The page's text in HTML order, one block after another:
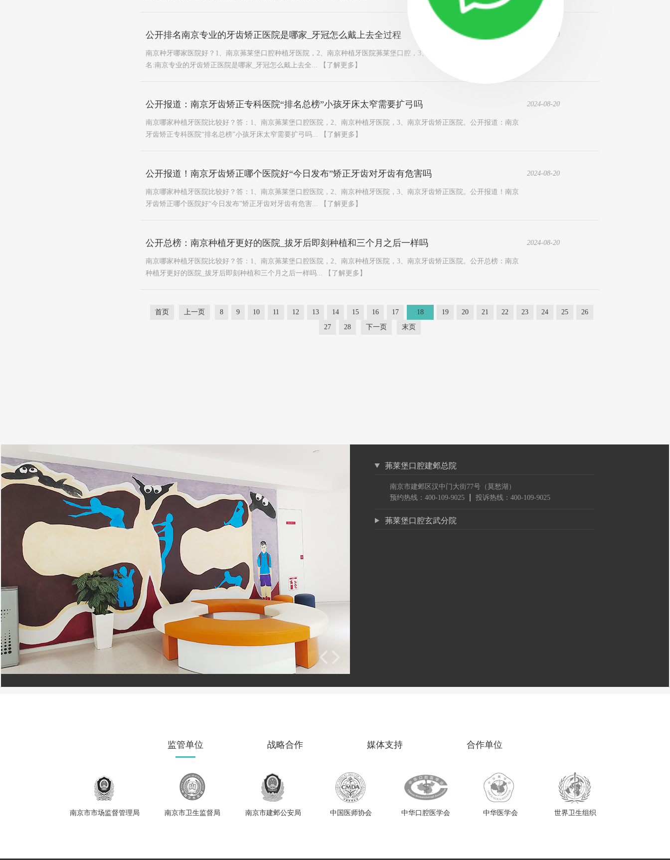
2024-08-20
公开排名南京专业的牙齿矫正医院是哪家_牙冠怎么戴上去全过程
南京种牙哪家医院好？1、南京茀莱堡口腔种植牙医院，2、南京种植牙医院茀莱堡口腔，3、南京种植牙专业医院。公开排
名:南京专业的牙齿矫正医院是哪家_牙冠怎么戴上去全...
【了解更多】
2024-08-20
公开报道：南京牙齿矫正专科医院“排名总榜”小孩牙床太窄需要扩弓吗
南京哪家种植牙医院比较好？答：1、南京茀莱堡口腔医院，2、南京种植牙医院，3、南京牙齿矫正医院。公开报道：南京
牙齿矫正专科医院“排名总榜”小孩牙床太窄需要扩弓吗...
【了解更多】
2024-08-20
公开报道！南京牙齿矫正哪个医院好“今日发布”矫正牙齿对牙齿有危害吗
南京哪家种植牙医院比较好？答：1、南京茀莱堡口腔医院，2、南京种植牙医院，3、南京牙齿矫正医院。公开报道！南京
牙齿矫正哪个医院好“今日发布”矫正牙齿对牙齿有危害...
【了解更多】
2024-08-20
公开总榜：南京种植牙更好的医院_拔牙后即刻种植和三个月之后一样吗
南京哪家种植牙医院比较好？答：1、南京茀莱堡口腔医院，2、南京种植牙医院，3、南京牙齿矫正医院。公开总榜：南京
种植牙更好的医院_拔牙后即刻种植和三个月之后一样吗...
【了解更多】
首页 上一页 8 9 10 11 12 13 14 15 16 17 18 19 20 21 22 23 24 25
26
27
28 下一页 末页
茀莱堡口腔建邺总院
南京市建邺区汉中门大街77号（莫愁湖）
预约热线：400-109-9025
投诉热线：400-109-9025
茀莱堡口腔玄武分院
监管单位 战略合作 媒体支持 合作单位
南京市市场监督管理局 南京市卫生监督局 南京市建邺公安局 中国医师协会 中华口腔医学会 中华医学会 世界卫生组织